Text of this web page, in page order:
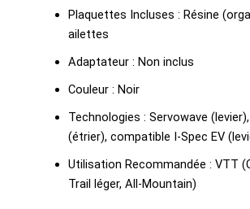
Plaquettes Incluses : Résine
ailettes
Adaptateur : Non inclus
Couleur : Noir
Technologies : Servowave
(étrier), compatible I-Spec EV
Utilisation Recommandée : VTT
Trail léger, All-Mountain)